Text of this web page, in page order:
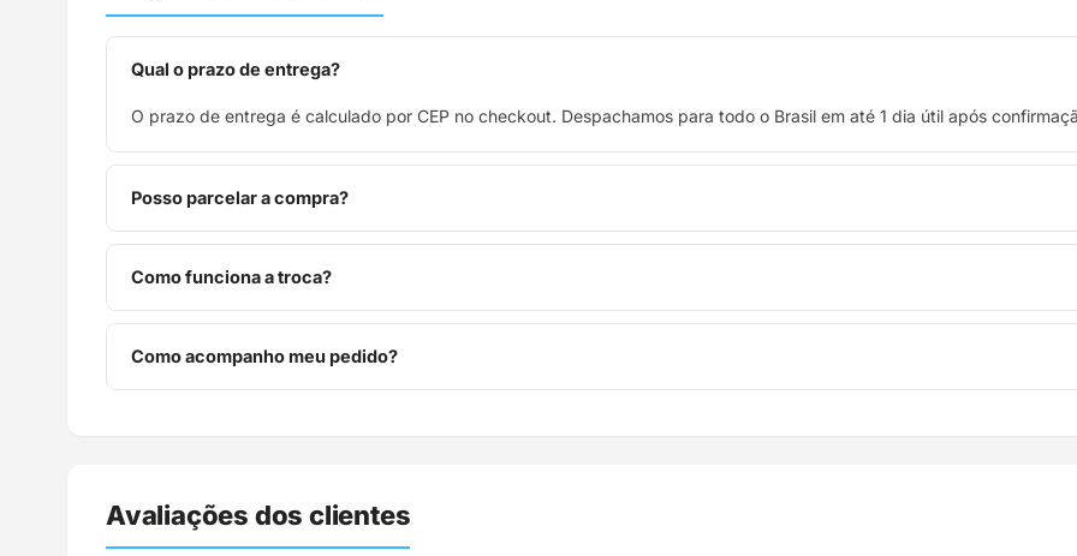
Qual o prazo de entrega?
O prazo de entrega é calculado por CEP no checkout. Despachamos para todo o Brasil em até 1 dia útil após
Posso parcelar a compra?
Sim, parcelamos em até 10x sem juros no cartão de crédito, ou pague à vista no Pix com 8% de desconto.
Como funciona a troca?
Você tem 7 dias após o recebimento para solicitar troca. Basta entrar em contato pelo WhatsApp ou e-mail.
Como acompanho meu pedido?
Avaliações dos clientes